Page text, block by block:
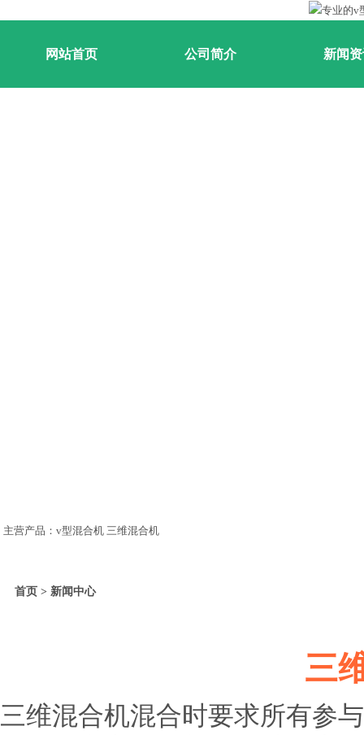
网站首页 公司简介 新闻
主营产品：v型混合机 三维混合机
首页 > 新闻中心
三
三维混合机混合时要求所有参